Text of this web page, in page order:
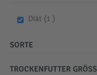
Diät 1 item
SORTE
TROCKENFUTTER GRÖSSE